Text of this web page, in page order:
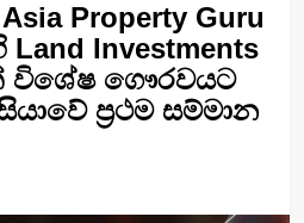
Property Guru
Land Investments
විශේෂ ගෞරවයට
ප්‍රථම සම්මාන